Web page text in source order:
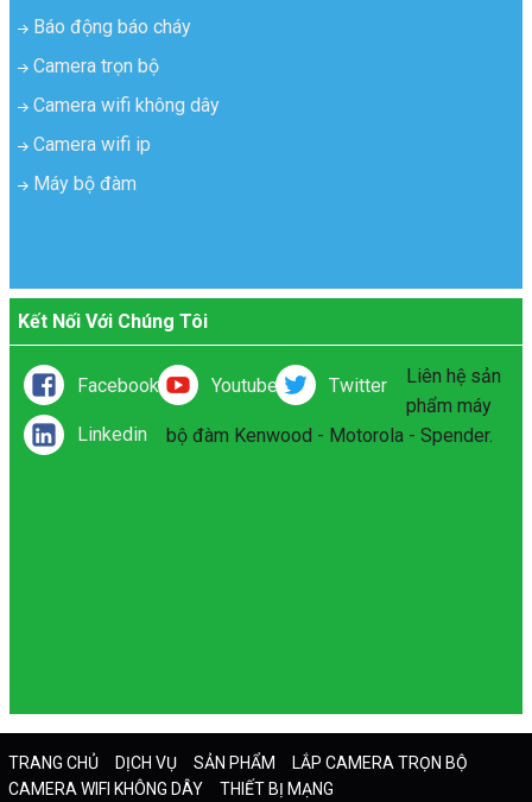
Báo động báo cháy
Camera trọn bộ
Camera wifi không dây
Camera wifi ip
Máy bộ đàm
Kết Nối Với Chúng Tôi
Facebook Youtube Twitter
Linkedin
Liên hệ sản
phẩm máy
bộ đàm Kenwood - Motorola - Spender.
TRANG CHỦ DỊCH VỤ SẢN PHẨM
LẮP CAMERA TRỌN BỘ
CAMERA WIFI KHÔNG DÂY
THIẾT BỊ MẠNG